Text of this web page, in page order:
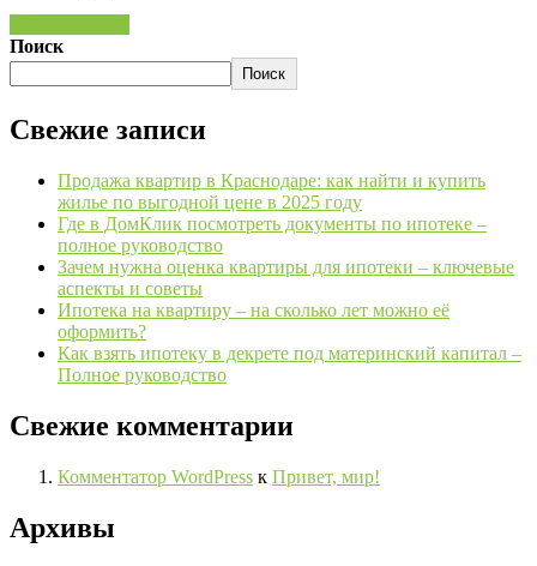
Поиск
Поиск
Свежие записи
Продажа квартир в Краснодаре: как найти и купить
жилье по выгодной цене в 2025 году
Где в ДомКлик посмотреть документы по ипотеке –
полное руководство
Зачем нужна оценка квартиры для ипотеки – ключевые
аспекты и советы
Ипотека на квартиру – на сколько лет можно её
оформить?
Как взять ипотеку в декрете под материнский капитал –
Полное руководство
Свежие комментарии
Комментатор WordPress к Привет, мир!
Архивы